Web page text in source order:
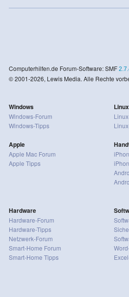
Computerhilfen.de Forum-Software: SMF
© 2001-2026, Lewis Media. Alle Rechte
Windows
Windows-Forum
Windows-Tipps
Apple
Apple Mac Forum
Apple Tipps
Linux
Hardware
Hardware-Forum
Hardware-Tipps
Netzwerk-Forum
Smart-Home Forum
Smart-Home Tipps